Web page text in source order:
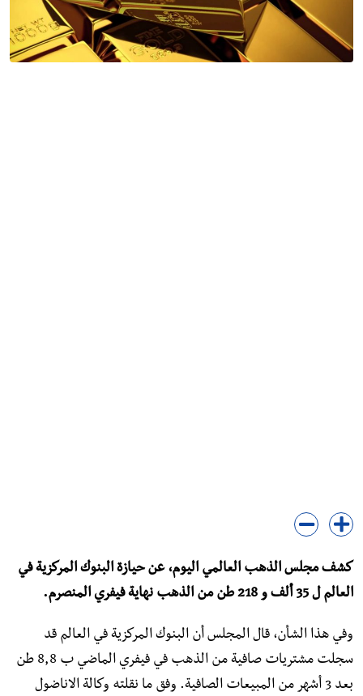
كشف مجلس الذهب العالمي اليوم، عن حيازة البنوك المركزية في
العالم ل 35 ألف و 218 طن من الذهب نهاية فيفري المنصرم.
وفي هذا الشأن، قال المجلس أن البنوك المركزية في العالم قد
سجلت مشتريات صافية من الذهب في فيفري الماضي ب 8,8 طن
بعد 3 أشهر من المبيعات الصافية. وفق ما نقلته وكالة الاناضول